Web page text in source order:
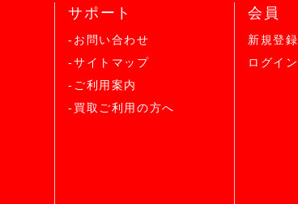
サポート
-お問い合わせ
-サイトマップ
-ご利用案内
-買取ご利用の方へ
会員
新規登録
ログイン